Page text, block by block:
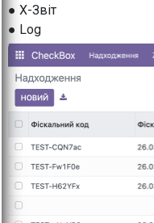
● X-Звіт
● Log